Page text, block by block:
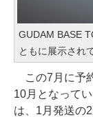
GUDAM BASE
ともに展示され
この7月に予
10月となって
は、1月発送の